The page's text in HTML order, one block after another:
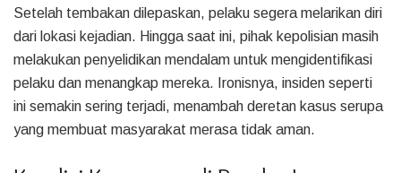
Setelah tembakan dilepaskan, pelaku segera melarikan diri
dari lokasi kejadian. Hingga saat ini, pihak kepolisian masih
melakukan penyelidikan mendalam untuk mengidentifikasi
pelaku dan menangkap mereka. Ironisnya, insiden seperti
ini semakin sering terjadi, menambah deretan kasus serupa
yang membuat masyarakat merasa tidak aman.